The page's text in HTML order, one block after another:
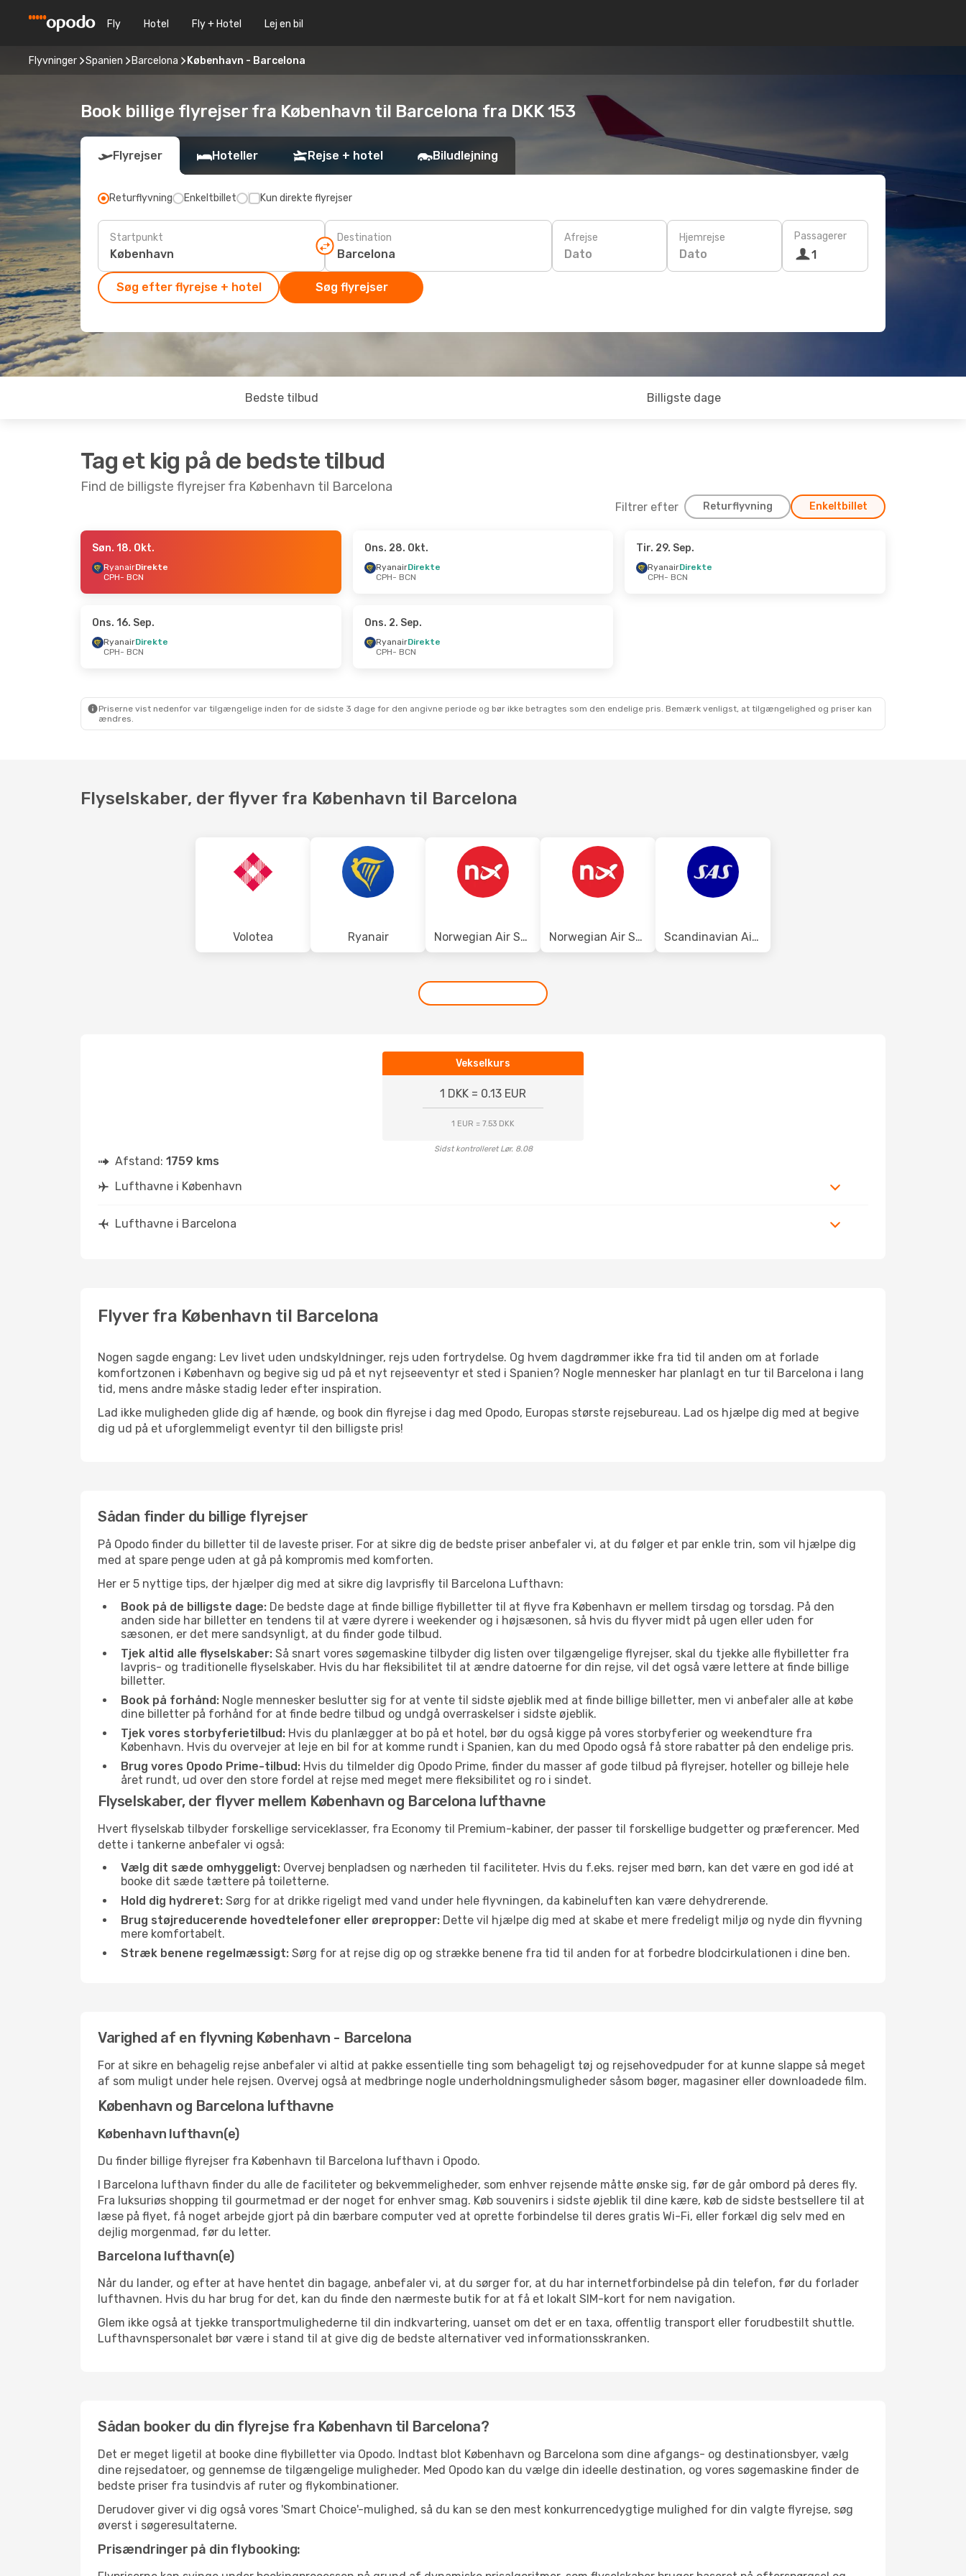
Fly Hotel Fly + Hotel Lej en bil
Flyvninger Spanien Barcelona København - Barcelona
Book billige flyrejser fra København til Barcelona fra DKK 153
Flyrejser Hoteller Rejse + hotel Biludlejning
Returflyvning Enkeltbillet Kun direkte flyrejser
Startpunkt Destination Afrejse
Dato
Hjemrejse
Dato
Passagerer
1
Søg efter flyrejse + hotel Søg flyrejser
Bedste tilbud Billigste dage
Tag et kig på de bedste tilbud
Find de billigste flyrejser fra København til Barcelona
Filtrer efter Returflyvning Enkeltbillet
- Ons. 28. Okt. - Ons. 9. Sep. - Ons. 7. Okt.
- Tir. 29. Sep. - Fre. 23. Okt.
BCN
- CPH
Direkte
BCN- CPH
Søn. 18. Okt.
RyanairDirekte
CPH- BCN
Ons. 28. Okt.
RyanairDirekte
CPH- BCN
Tir. 29. Sep.
RyanairDirekte
CPH- BCN
Ons. 16. Sep.
RyanairDirekte
CPH- BCN
Ons. 2. Sep.
RyanairDirekte
CPH- BCN
Priserne vist nedenfor var tilgængelige inden for de sidste 3 dage for den angivne periode og bør ikke betragtes som den endelige pris. Bemærk venligst, at tilgængelighed og priser kan
ændres.
Flyselskaber, der flyver fra København til Barcelona
Volotea Ryanair Norwegian Air Shuttle Norwegian Air Sweden Scandinavian Airlines
Vekselkurs
1 DKK = 0.13 EUR
1 EUR = 7.53 DKK
Sidst kontrolleret Lør. 8.08
Afstand: 1759 kms
Lufthavne i København
Lufthavne i Barcelona
Flyver fra København til Barcelona
Nogen sagde engang: Lev livet uden undskyldninger, rejs uden fortrydelse. Og hvem dagdrømmer ikke fra tid til anden om at forlade
komfortzonen i København og begive sig ud på et nyt rejseeventyr et sted i Spanien? Nogle mennesker har planlagt en tur til Barcelona i lang
tid, mens andre måske stadig leder efter inspiration.
Lad ikke muligheden glide dig af hænde, og book din flyrejse i dag med Opodo, Europas største rejsebureau. Lad os hjælpe dig med at begive
dig ud på et uforglemmeligt eventyr til den billigste pris!
Sådan finder du billige flyrejser
På Opodo finder du billetter til de laveste priser. For at sikre dig de bedste priser anbefaler vi, at du følger et par enkle trin, som vil hjælpe dig
med at spare penge uden at gå på kompromis med komforten.
Her er 5 nyttige tips, der hjælper dig med at sikre dig lavprisfly til Barcelona Lufthavn:
Book på de billigste dage: De bedste dage at finde billige flybilletter til at flyve fra København er mellem tirsdag og torsdag. På den
anden side har billetter en tendens til at være dyrere i weekender og i højsæsonen, så hvis du flyver midt på ugen eller uden for
sæsonen, er det mere sandsynligt, at du finder gode tilbud.
Tjek altid alle flyselskaber: Så snart vores søgemaskine tilbyder dig listen over tilgængelige flyrejser, skal du tjekke alle flybilletter fra
lavpris- og traditionelle flyselskaber. Hvis du har fleksibilitet til at ændre datoerne for din rejse, vil det også være lettere at finde billige
billetter.
Book på forhånd: Nogle mennesker beslutter sig for at vente til sidste øjeblik med at finde billige billetter, men vi anbefaler alle at købe
dine billetter på forhånd for at finde bedre tilbud og undgå overraskelser i sidste øjeblik.
Tjek vores storbyferietilbud: Hvis du planlægger at bo på et hotel, bør du også kigge på vores storbyferier og weekendture fra
København. Hvis du overvejer at leje en bil for at komme rundt i Spanien, kan du med Opodo også få store rabatter på den endelige pris.
Brug vores Opodo Prime-tilbud: Hvis du tilmelder dig Opodo Prime, finder du masser af gode tilbud på flyrejser, hoteller og billeje hele
året rundt, ud over den store fordel at rejse med meget mere fleksibilitet og ro i sindet.
Flyselskaber, der flyver mellem København og Barcelona lufthavne
Hvert flyselskab tilbyder forskellige serviceklasser, fra Economy til Premium-kabiner, der passer til forskellige budgetter og præferencer. Med
dette i tankerne anbefaler vi også:
Vælg dit sæde omhyggeligt: Overvej benpladsen og nærheden til faciliteter. Hvis du f.eks. rejser med børn, kan det være en god idé at
booke dit sæde tættere på toiletterne.
Hold dig hydreret: Sørg for at drikke rigeligt med vand under hele flyvningen, da kabineluften kan være dehydrerende.
Brug støjreducerende hovedtelefoner eller ørepropper: Dette vil hjælpe dig med at skabe et mere fredeligt miljø og nyde din flyvning
mere komfortabelt.
Stræk benene regelmæssigt: Sørg for at rejse dig op og strække benene fra tid til anden for at forbedre blodcirkulationen i dine ben.
Varighed af en flyvning København - Barcelona
For at sikre en behagelig rejse anbefaler vi altid at pakke essentielle ting som behageligt tøj og rejsehovedpuder for at kunne slappe så meget
af som muligt under hele rejsen. Overvej også at medbringe nogle underholdningsmuligheder såsom bøger, magasiner eller downloadede film.
København og Barcelona lufthavne
København lufthavn(e)
Du finder billige flyrejser fra København til Barcelona lufthavn i Opodo.
I Barcelona lufthavn finder du alle de faciliteter og bekvemmeligheder, som enhver rejsende måtte ønske sig, før de går ombord på deres fly.
Fra luksuriøs shopping til gourmetmad er der noget for enhver smag. Køb souvenirs i sidste øjeblik til dine kære, køb de sidste bestsellere til at
læse på flyet, få noget arbejde gjort på din bærbare computer ved at oprette forbindelse til deres gratis Wi-Fi, eller forkæl dig selv med en
dejlig morgenmad, før du letter.
Barcelona lufthavn(e)
Når du lander, og efter at have hentet din bagage, anbefaler vi, at du sørger for, at du har internetforbindelse på din telefon, før du forlader
lufthavnen. Hvis du har brug for det, kan du finde den nærmeste butik for at få et lokalt SIM-kort for nem navigation.
Glem ikke også at tjekke transportmulighederne til din indkvartering, uanset om det er en taxa, offentlig transport eller forudbestilt shuttle.
Lufthavnspersonalet bør være i stand til at give dig de bedste alternativer ved informationsskranken.
Sådan booker du din flyrejse fra København til Barcelona?
Det er meget ligetil at booke dine flybilletter via Opodo. Indtast blot København og Barcelona som dine afgangs- og destinationsbyer, vælg
dine rejsedatoer, og gennemse de tilgængelige muligheder. Med Opodo kan du vælge din ideelle destination, og vores søgemaskine finder de
bedste priser fra tusindvis af ruter og flykombinationer.
Derudover giver vi dig også vores 'Smart Choice'-mulighed, så du kan se den mest konkurrencedygtige mulighed for din valgte flyrejse, søg
øverst i søgeresultaterne.
Prisændringer på din flybooking: